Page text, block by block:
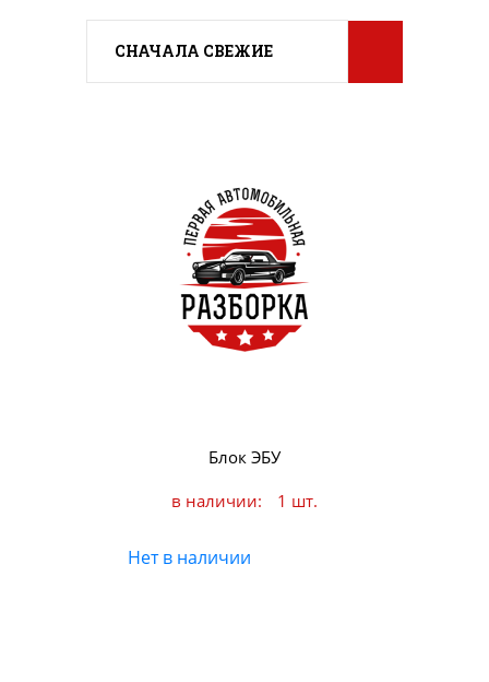
СНАЧАЛА СВЕЖИЕ
Блок ЭБУ
в наличии:
1 шт.
Нет в наличии